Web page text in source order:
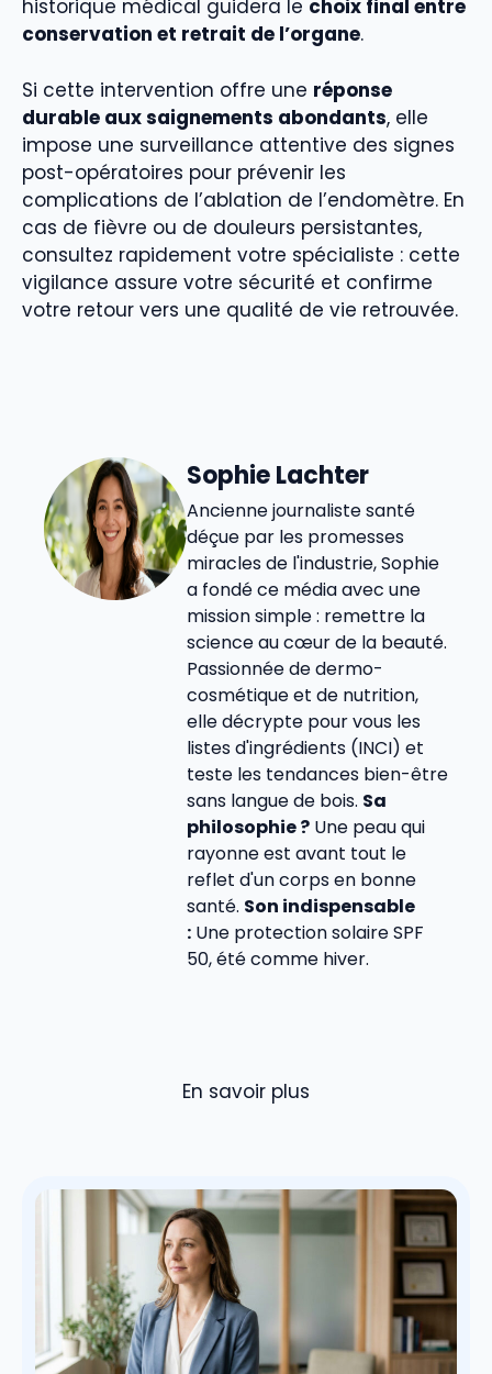
historique médical guidera le choix final entre
conservation et retrait de l’organe.
Si cette intervention offre une réponse
durable aux saignements abondants, elle
impose une surveillance attentive des signes
post-opératoires pour prévenir les
complications de l’ablation de l’endomètre. En
cas de fièvre ou de douleurs persistantes,
consultez rapidement votre spécialiste : cette
vigilance assure votre sécurité et confirme
votre retour vers une qualité de vie retrouvée.
Sophie Lachter
Ancienne journaliste santé
déçue par les promesses
miracles de l'industrie, Sophie
a fondé ce média avec une
mission simple : remettre la
science au cœur de la beauté.
Passionnée de dermo-
cosmétique et de nutrition,
elle décrypte pour vous les
listes d'ingrédients (INCI) et
teste les tendances bien-être
sans langue de bois. Sa
philosophie ? Une peau qui
rayonne est avant tout le
reflet d'un corps en bonne
santé. Son indispensable
: Une protection solaire SPF
50, été comme hiver.
En savoir plus